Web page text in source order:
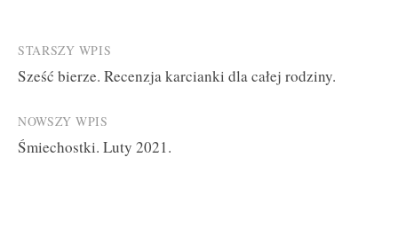
Post
navigation
STARSZY WPIS
Sześć bierze. Recenzja karcianki dla całej rodziny.
NOWSZY WPIS
Śmiechostki. Luty 2021.